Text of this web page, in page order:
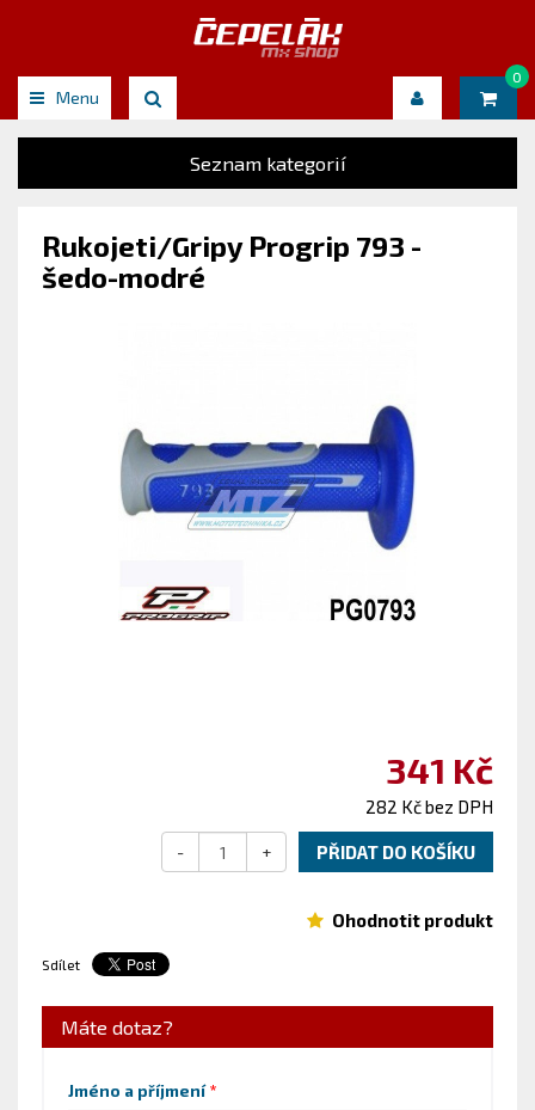
Menu
0
Seznam kategorií
Rukojeti/Gripy Progrip 793 -
šedo-modré
341 Kč
282 Kč bez DPH
PŘIDAT DO KOŠÍKU
- +
Ohodnotit produkt
Sdílet
Máte dotaz?
Jméno a příjmení